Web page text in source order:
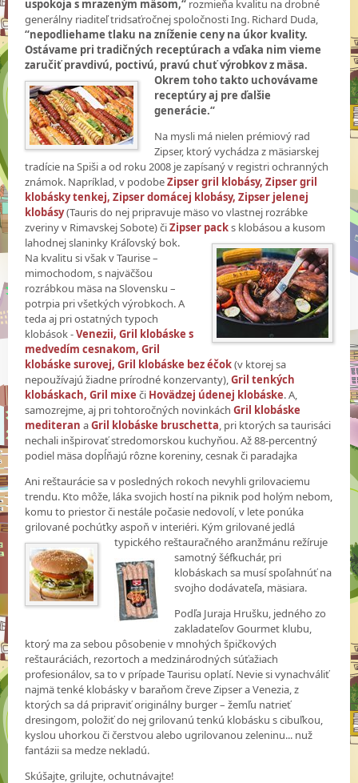
uspokoja s mrazeným mäsom,“ rozmieňa kvalitu na drobné
generálny riaditeľ tridsaťročnej spoločnosti Ing. Richard Duda,
“nepodliehame tlaku na zníženie ceny na úkor kvality.
Ostávame pri tradičných receptúrach a vďaka nim vieme
zaručiť pravdivú, poctivú, pravú chuť výrobkov z mäsa.
Okrem toho takto uchovávame
receptúry aj pre ďalšie
generácie.“
Na mysli má nielen prémiový rad
Zipser, ktorý vychádza z mäsiarskej
tradície na Spiši a od roku 2008 je zapísaný v registri ochranných
známok. Napríklad, v podobeZipser gril klobásy, Zipser gril
klobásky tenkej, Zipser domácej klobásy, Zipser jelenej
klobásy(Tauris do nej pripravuje mäso vo vlastnej rozrábke
zveriny v Rimavskej Sobote) čiZipser packs klobásou a kusom
lahodnej slaninky Kráľovský bok.
Na kvalitu si však v Taurise –
mimochodom, s najväčšou
rozrábkou mäsa na Slovensku –
potrpia pri všetkých výrobkoch. A
teda aj pri ostatných typoch
klobások -Venezii, Gril klobáske s
medvedím cesnakom, Gril
klobáskesurovej, Gril klobáske bez éčok(v ktorej sa
nepoužívajú žiadne prírodné konzervanty),Gril tenkých
klobáskach, Gril mixe či Hovädzej údenej klobáske. A,
samozrejme, aj pri tohtoročných novinkáchGril klobáske
mediteran aGril klobáske bruschetta, pri ktorých sa taurisáci
nechali inšpirovať stredomorskou kuchyňou. Až 88-percentný
podiel mäsa dopĺňajú rôzne koreniny, cesnak či paradajka
Ani reštaurácie sa v posledných rokoch nevyhli grilovaciemu
trendu. Kto môže, láka svojich hostí na piknik pod holým nebom,
komu to priestor či nestále počasie nedovolí, v lete ponúka
grilované pochúťky aspoň v interiéri. Kým grilované jedlá
typického reštauračného aranžmánu režíruje
samotný šéfkuchár, pri
klobáskach sa musí spoľahnúť na
svojho dodávateľa, mäsiara.
Podľa Juraja Hrušku, jedného zo
zakladateľov Gourmet klubu,
ktorý ma za sebou pôsobenie v mnohých špičkových
reštauráciách, rezortoch a medzinárodných súťažiach
profesionálov, sa to v prípade Taurisu oplatí. Nevie si vynachváliť
najmä tenké klobásky v baraňom čreve Zipser a Venezia, z
ktorých sa dá pripraviť originálny burger – žemľu natrieť
dresingom, položiť do nej grilovanú tenkú klobásku s cibuľkou,
kyslou uhorkou či čerstvou alebo ugrilovanou zeleninu... nuž
fantázii sa medze nekladú.
Skúšajte, grilujte, ochutnávajte!